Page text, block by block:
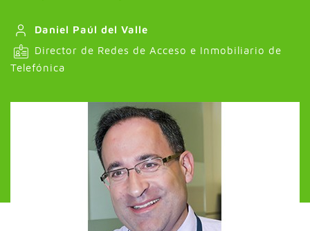
Daniel Paúl del Valle
Director de Redes de Acceso e Inmobiliario de
Telefónica